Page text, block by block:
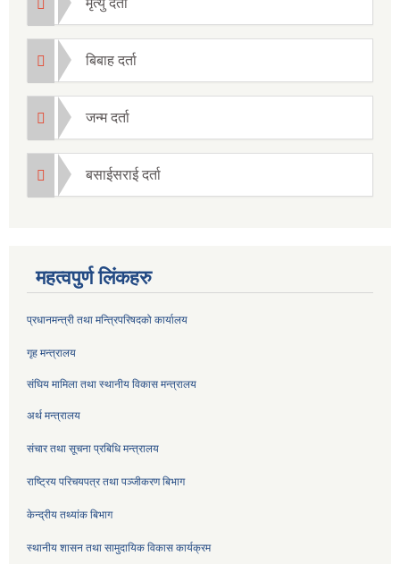
बिबाह दर्ता
जन्म दर्ता
बसाईसराई दर्ता
महत्वपुर्ण लिंकहरु
प्रधानमन्त्री तथा मन्त्रिपरिषदको कार्यालय
गृह मन्त्रालय
संघिय मामिला तथा स्थानीय विकास मन्त्रालय
अर्थ मन्त्रालय
संचार तथा सूचना प्रबिधि मन्त्रालय
राष्ट्रिय परिचयपत्र तथा पञ्जीकरण बिभाग
केन्द्रीय तथ्यांक बिभाग
स्थानीय शासन तथा सामुदायिक विकास कार्यक्रम